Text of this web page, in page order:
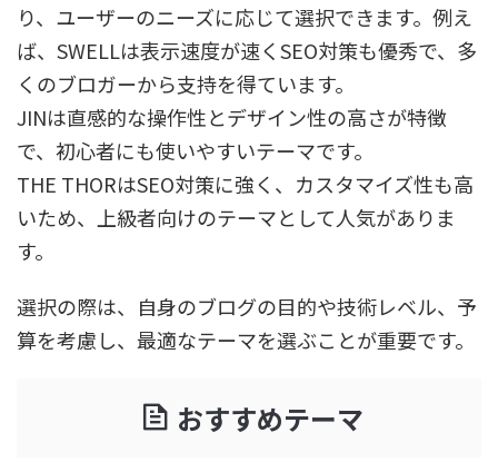
り、ユーザーのニーズに応じて選択できます。例え
ば、SWELLは表示速度が速くSEO対策も優秀で、多
くのブロガーから支持を得ています。
JINは直感的な操作性とデザイン性の高さが特徴
で、初心者にも使いやすいテーマです。
THE THORはSEO対策に強く、カスタマイズ性も高
いため、上級者向けのテーマとして人気がありま
す。
選択の際は、自身のブログの目的や技術レベル、予
算を考慮し、最適なテーマを選ぶことが重要です。
おすすめテーマ